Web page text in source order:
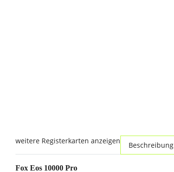
weitere Registerkarten anzeigen Beschreibung
Fox Eos 10000 Pro